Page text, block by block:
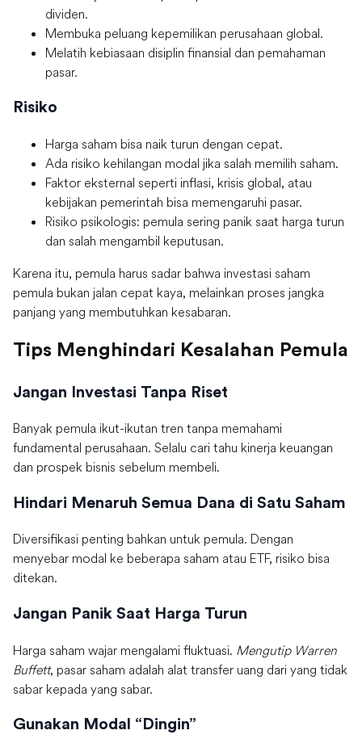
dividen.
Membuka peluang kepemilikan perusahaan global.
Melatih kebiasaan disiplin finansial dan pemahaman
pasar.
Risiko
Harga saham bisa naik turun dengan cepat.
Ada risiko kehilangan modal jika salah memilih saham.
Faktor eksternal seperti inflasi, krisis global, atau
kebijakan pemerintah bisa memengaruhi pasar.
Risiko psikologis: pemula sering panik saat harga turun
dan salah mengambil keputusan.
Karena itu, pemula harus sadar bahwa investasi saham
pemula bukan jalan cepat kaya, melainkan proses jangka
panjang yang membutuhkan kesabaran.
Tips Menghindari Kesalahan Pemula
Jangan Investasi Tanpa Riset
Banyak pemula ikut-ikutan tren tanpa memahami
fundamental perusahaan. Selalu cari tahu kinerja keuangan
dan prospek bisnis sebelum membeli.
Hindari Menaruh Semua Dana di Satu Saham
Diversifikasi penting bahkan untuk pemula. Dengan
menyebar modal ke beberapa saham atau ETF, risiko bisa
ditekan.
Jangan Panik Saat Harga Turun
Harga saham wajar mengalami fluktuasi. Mengutip Warren
Buffett, pasar saham adalah alat transfer uang dari yang tidak
sabar kepada yang sabar.
Gunakan Modal “Dingin”